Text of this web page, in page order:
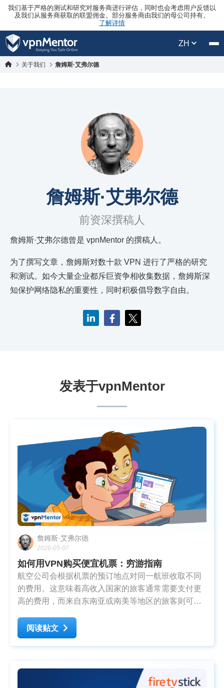
我们基于严格的测试和研究对服务商进行评估，同时也会考虑用户反馈以
及我们从服务商获取的联盟佣金。部分服务商由我们的母公司持有。
了解详情
ZH
关于我们 詹姆斯·艾弗尔德
詹姆斯·艾弗尔德
前资深撰稿人
詹姆斯·艾弗尔德曾是 vpnMentor 的撰稿人。
为了撰写文章，詹姆斯对数十款 VPN 进行了严格的研究
和测试。如今大量企业都斥巨资争相收集数据，詹姆斯深
知保护网络隐私的重要性，同时积极倡导数字自由。
发表于vpnMentor
詹姆斯·艾弗尔德
2026-05-07
如何用VPN购买便宜机票：穷游指南
航空公司会根据机票的预订地点对同一航班收取不同
的费用。这意味着高收入国家的旅客通常需要支付更
高的费用，而来自东南亚或南美等地区的旅客则可能
阅读贴文